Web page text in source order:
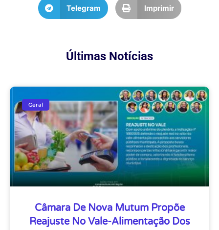
Telegram Imprimir
Últimas Notícias
Geral
Câmara De Nova Mutum Propõe
Reajuste No Vale-Alimentação Dos